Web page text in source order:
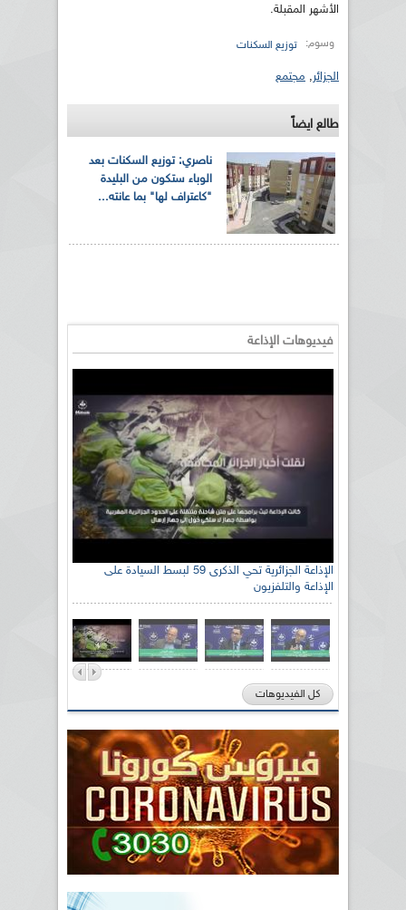
الأشهر المقبلة.
وسوم: توزيع السكنات
الجزائر, مجتمع
طالع ايضاً
ناصري: توزيع السكنات بعد
الوباء ستكون من البليدة
"كاعتراف لها" بما عانته...
فيديوهات الإذاعة
الإذاعة الجزائرية تحي الذكرى 59 لبسط السيادة على
الإذاعة والتلفزيون
كل الفيديوهات